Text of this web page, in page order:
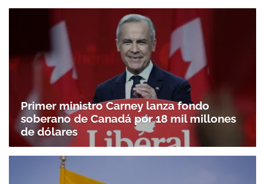
Primer ministro Carney lanza fondo
soberano de Canadá por 18 mil millones
de dólares